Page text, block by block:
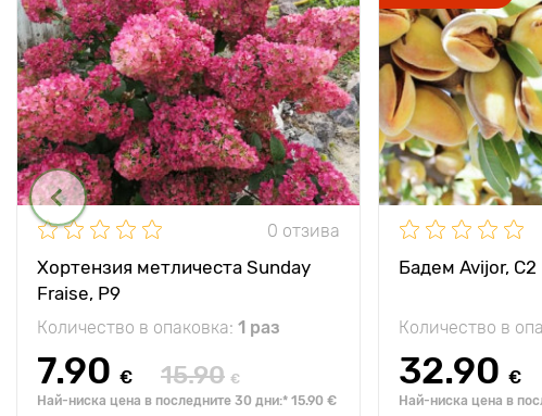
0 отзива
Хортензия метличеста Sunday
Fraise, P9
Количество в опаковка: 1 раз
7.90 € 15.90 €
Най-ниска цена в последните 30 дни:* 15.90 €
Бадем Avijor, С2
Количество в
32.90 €
Най-ниска цена в